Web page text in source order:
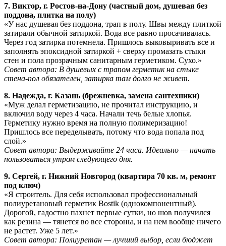
7. Виктор, г. Ростов-на-Дону (частный дом, душевая без
поддона, плитка на полу)
«У нас душевая без поддона, трап в полу. Швы между плиткой
затирали обычной затиркой. Вода все равно просачивалась.
Через год затирка потемнела. Пришлось выковыривать все и
заполнять эпоксидной затиркой + сверху промазать стыки
стен и пола прозрачным санитарным герметиком. Сухо.»
Совет автора: В душевых с трапом герметик на стыке
стена-пол обязателен, затирка там долго не живет.
8. Надежда, г. Казань (брежневка, замена сантехники)
«Муж делал герметизацию, не прочитал инструкцию, и
включил воду через 4 часа. Начали течь белые хлопья.
Герметику нужно время на полную полимеризацию!
Пришлось все переделывать, потому что вода попала под
слой.»
Совет автора: Выдерживайте 24 часа. Идеально — начать
пользоваться утром следующего дня.
9. Сергей, г. Нижний Новгород (квартира 70 кв. м, ремонт
под ключ)
«Я строитель. Для себя использовал профессиональный
полиуретановый герметик Bostik (однокомпонентный).
Дорогой, гадостно пахнет первые сутки, но шов получился
как резина — тянется во все стороны, и на нем вообще ничего
не растет. Уже 5 лет.»
Совет автора: Полиуретан — лучший выбор, если бюджет